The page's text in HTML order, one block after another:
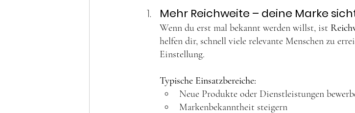
Mehr Reichweite – deine Marke
Wenn du erst mal bekannt werden willst, ist
helfen dir, schnell viele relevante Menschen zu
Einstellung.
Typische Einsatzbereiche:
Neue Produkte oder Dienstleistungen
Markenbekanntheit steigern